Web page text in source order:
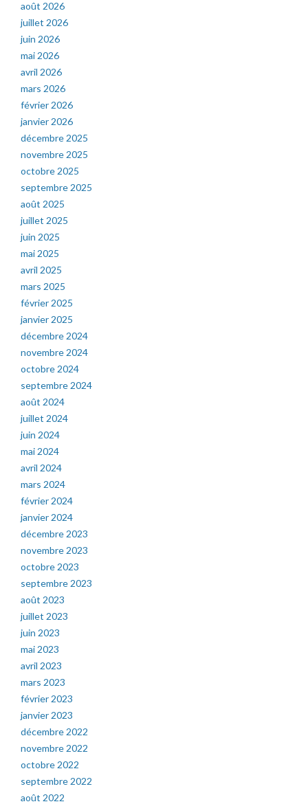
août 2026
juillet 2026
juin 2026
mai 2026
avril 2026
mars 2026
février 2026
janvier 2026
décembre 2025
novembre 2025
octobre 2025
septembre 2025
août 2025
juillet 2025
juin 2025
mai 2025
avril 2025
mars 2025
février 2025
janvier 2025
décembre 2024
novembre 2024
octobre 2024
septembre 2024
août 2024
juillet 2024
juin 2024
mai 2024
avril 2024
mars 2024
février 2024
janvier 2024
décembre 2023
novembre 2023
octobre 2023
septembre 2023
août 2023
juillet 2023
juin 2023
mai 2023
avril 2023
mars 2023
février 2023
janvier 2023
décembre 2022
novembre 2022
octobre 2022
septembre 2022
août 2022